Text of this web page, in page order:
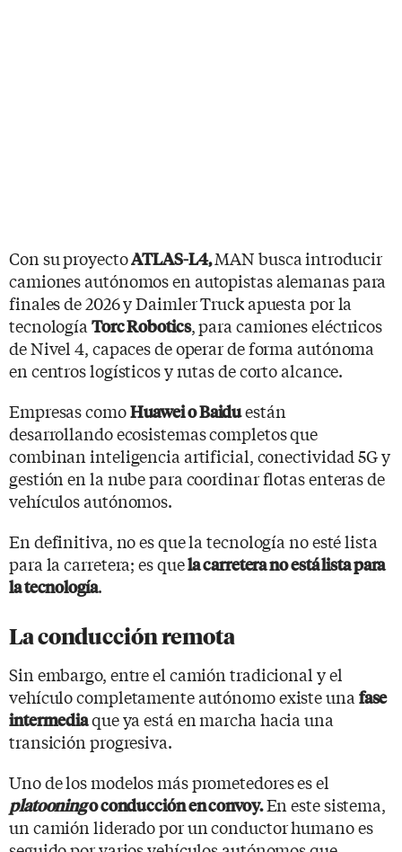
Con su proyectoATLAS-L4,MAN busca introducir
camiones autónomos en autopistas alemanas para
finales de 2026 y Daimler Truck apuesta por la
tecnología Torc Robotics, para camiones eléctricos
de Nivel 4, capaces de operar de forma autónoma
en centros logísticos y rutas de corto alcance.
Empresas comoHuawei o Baiduestán
desarrollando ecosistemas completos que
combinan inteligencia artificial, conectividad 5G y
gestión en la nube para coordinar flotas enteras de
vehículos autónomos.
En definitiva, no es que la tecnología no esté lista
para la carretera; es quela carretera no está lista para
la tecnología.
La conducción remota
Sin embargo, entre el camión tradicional y el
vehículo completamente autónomo existe una fase
intermediaque ya está en marcha hacia una
transición progresiva.
Uno de los modelos más prometedores es el
platooningo conducción en convoy.En este sistema,
un camión liderado por un conductor humano es